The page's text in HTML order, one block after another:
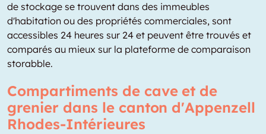
de stockage se trouvent dans des immeubles
d'habitation ou des propriétés commerciales, sont
accessibles 24 heures sur 24 et peuvent être trouvés et
comparés au mieux sur la plateforme de comparaison
storabble.
Compartiments de cave et de
grenier dans le canton d'Appenzell
Rhodes-Intérieures